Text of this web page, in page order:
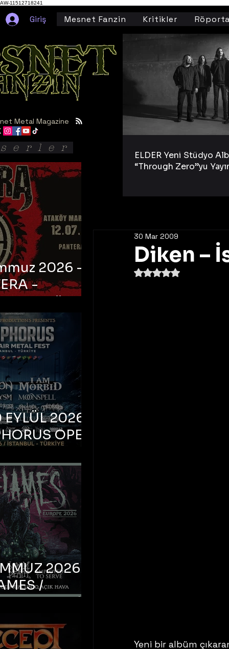
AW-11512718241
Giriş Mesnet Fanzin Kritikler
Diken –
30 Mar 2009
5 üzerinden NaN yıldız
Yeni bir albüm
Metal Magazine
ELDER Yeni Stüdyo
“Through Zero”yu
2026 -
-
Ataköy
Arena
2026 –
OPEN
FEST
2026 –
/
DEATH /
– İstanbul,